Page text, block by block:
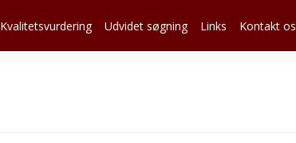
Kvalitetsvurdering Udvidet søgning Links Kontakt os